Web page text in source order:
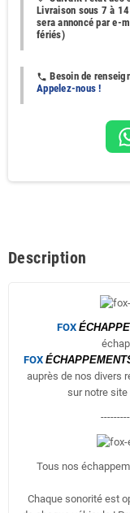
Livraison sous 7 à
sera annoncé par e-
fériés)
phone Besoin de
Appelez-nous !
Description
FOX
FOX
auprès de nos divers
sur notre site
Tous nos
Chaque sonorité est